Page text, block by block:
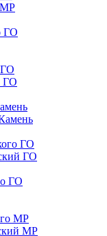
МР
ГО
ГО
ГО
ГО
ГО
ГО
МР
МР